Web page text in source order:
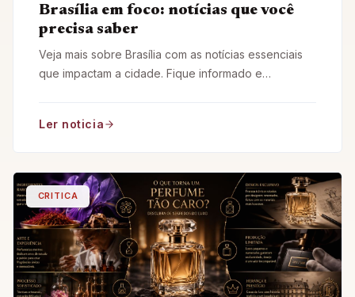
Brasília em foco: notícias que você
precisa saber
Veja mais sobre Brasília com as notícias essenciais
que impactam a cidade. Fique informado e
Ler noticia
CRITICA